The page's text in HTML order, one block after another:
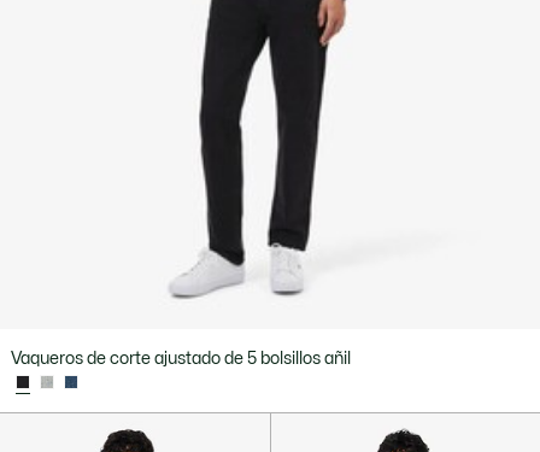
Vaqueros de corte ajustado de 5 bolsillos añil